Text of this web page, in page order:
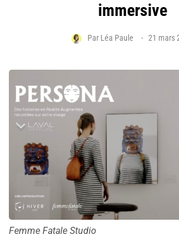
immersive
Par Léa Paule 21 mars
Femme Fatale Studio